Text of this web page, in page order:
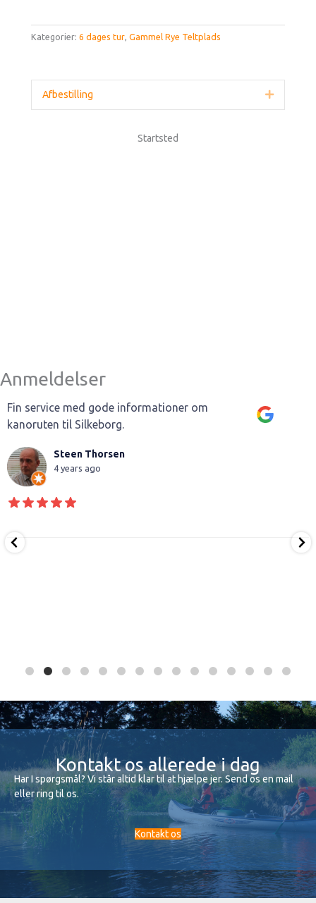
Kategorier: 6 dages tur, Gammel Rye Teltplads
Afbestilling Udvid
Startsted
Anmeldelser
Fin service med gode informationer om
kanoruten til Silkeborg.
Steen Thorsen
4 years ago
Kontakt os allerede i dag
Har I spørgsmål? Vi står altid klar til at hjælpe jer. Send os en mail
eller ring til os.
Kontakt os